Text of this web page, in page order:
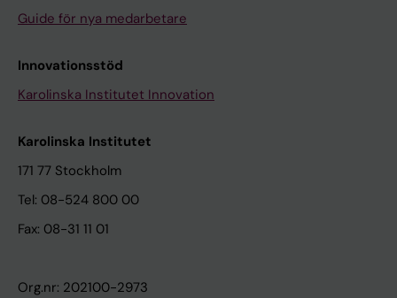
Guide för nya medarbetare
Innovationsstöd
Karolinska Institutet Innovation
Karolinska Institutet
171 77 Stockholm
Tel: 08-524 800 00
Fax: 08-31 11 01
Org.nr: 202100-2973